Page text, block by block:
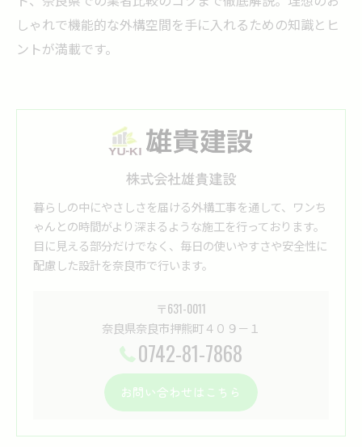
しゃれで機能的な外構空間を手に入れるための知識とヒ
ントが満載です。
株式会社雄貴建設
暮らしの中にやさしさを届ける外構工事を通して、ワンち
ゃんとの時間がより深まるような施工を行っております。
目に見える部分だけでなく、毎日の使いやすさや安全性に
配慮した設計を奈良市で行います。
〒631-0011
奈良県奈良市押熊町４０９－１
0742-81-7868
お問い合わせはこちら